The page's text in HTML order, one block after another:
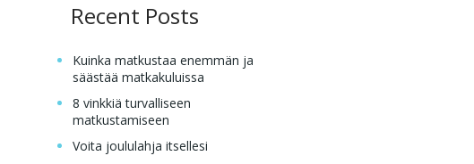
Recent Posts
Kuinka matkustaa enemmän ja
säästää matkakuluissa
8 vinkkiä turvalliseen
matkustamiseen
Voita joululahja itsellesi